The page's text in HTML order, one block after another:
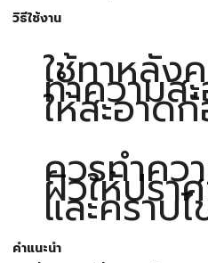
วิธีใช้งาน
ใช้ทาหลัง
ทำความส
ให้สะอาด
ควรทำคว
ผิวให้ปรา
และคราบ
คำแนะนำ